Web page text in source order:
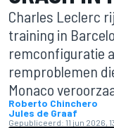
Charles Leclerc
training in
remconfiguratie
remproblemen
Monaco
Roberto Chinchero
Jules de Graaf
Gepubliceerd: 11 jun 2026,